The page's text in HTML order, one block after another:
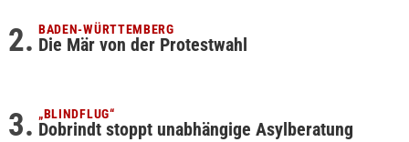
BADEN-WÜRTTEMBERG
Die Mär von der Protestwahl
„BLINDFLUG“
Dobrindt stoppt unabhängige Asylberatung